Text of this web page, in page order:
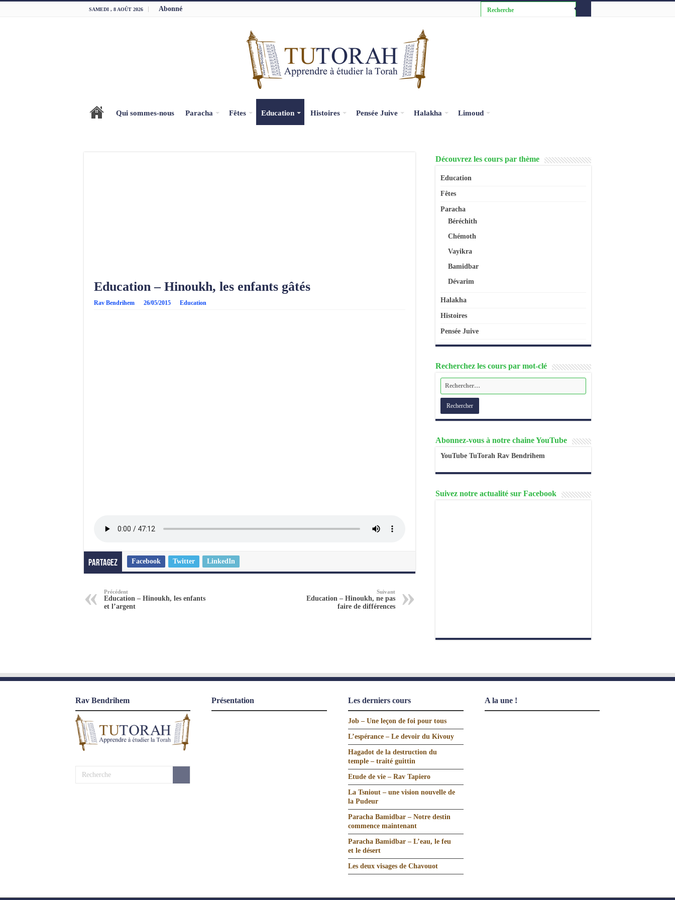
SAMEDI , 8 AOÛT 2026 Abonné
Qui sommes-nous Paracha Fêtes Education Histoires Pensée Juive Halakha Limoud
Education – Hinoukh, les enfants gâtés
Rav Bendrihem 26/05/2015 Education
Partagez Facebook Twitter LinkedIn
Précédent
Education – Hinoukh, les enfants
et l’argent
Suivant
Education – Hinoukh, ne pas
faire de différences
Découvrez les cours par thème
Education
Fêtes
Paracha
Béréchith
Chémoth
Vayikra
Bamidbar
Dévarim
Halakha
Histoires
Pensée Juive
Recherchez les cours par mot-clé
Abonnez-vous à notre chaine YouTube
YouTube TuTorah Rav Bendrihem
Suivez notre actualité sur Facebook
Rav Bendrihem Présentation Les derniers cours
Job – Une leçon de foi pour tous
L’espérance – Le devoir du Kivouy
Hagadot de la destruction du
temple – traité guittin
Etude de vie – Rav Tapiero
La Tsniout – une vision nouvelle de
la Pudeur
Paracha Bamidbar – Notre destin
commence maintenant
Paracha Bamidbar – L’eau, le feu
et le désert
Les deux visages de Chavouot
A la une !